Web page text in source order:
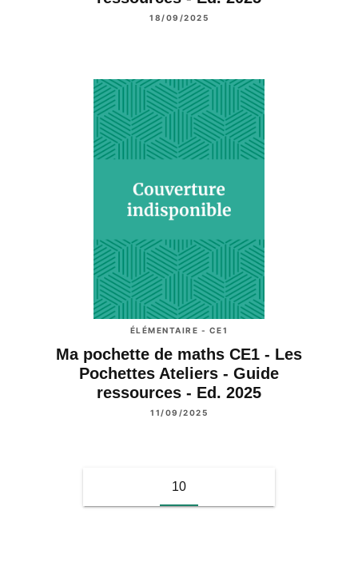
18/09/2025
ÉLÉMENTAIRE - CE1
Ma pochette de maths CE1 - Les
Pochettes Ateliers - Guide
ressources - Ed. 2025
11/09/2025
10